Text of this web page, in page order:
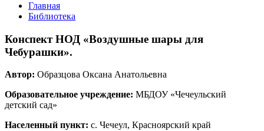
Главная
Библиотека
Конспект НОД «Воздушные шары для
Чебурашки».
Автор: Образцова Оксана Анатольевна
Образовательное учреждение: МБДОУ «Чечеульский
детский сад»
Населенный пункт: с. Чечеул, Красноярский край